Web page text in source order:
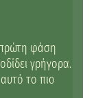
φάση
γρήγορα.
αυτό το πιο